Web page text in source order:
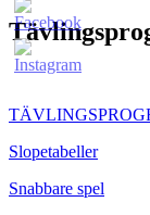
Slopetabeller
Snabbare spel